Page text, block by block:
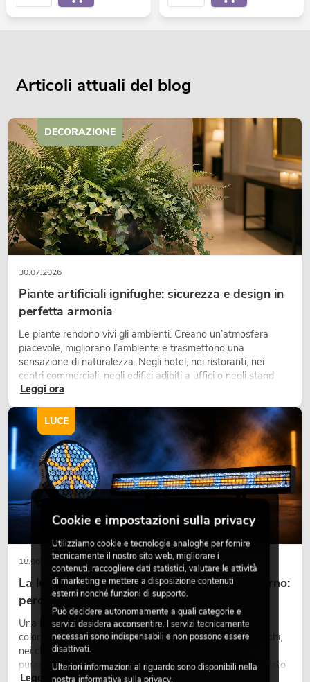
Articoli attuali del blog
30.07.2026
Piante artificiali ignifughe: sicurezza e design in
perfetta armonia
Le piante rendono vivi gli ambienti. Creano un’atmosfera
piacevole, migliorano l’ambiente e trasmettono una
sensazione di naturalezza. Negli hotel, nei ristoranti, nei
centri commerciali, negli edifici adibiti a uffici o negli stand
fieristici, una vegetazione di alta qualità è ormai parte
Leggi ora
DECORAZIONE
18.06.2026
La luce retrò nel design illuminotecnico moderno:
perché la luce calda torna ad avere successo
Una luce molto calda, superfici luminose visibili e accenti
colorati caratterizzano molti lighting design attuali su palchi,
nei club e negli eventi. La luce rétro non è un effetto
puramente nostalgico, ma uno strumento di design utilizzato
in modo consapevole: crea atmosfera, dona carattere alle
Leggi ora
LUCE
Cookie e impostazioni sulla privacy
Utilizziamo cookie e tecnologie analoghe per fornire
tecnicamente il nostro sito web, migliorare i
contenuti, raccogliere dati statistici, valutare le attività
di marketing e mettere a disposizione contenuti
esterni nonché funzioni di supporto.
Può decidere autonomamente a quali categorie e
servizi desidera acconsentire. I servizi tecnicamente
necessari sono indispensabili e non possono essere
disattivati.
Ulteriori informazioni al riguardo sono disponibili nella
nostra informativa sulla privacy.